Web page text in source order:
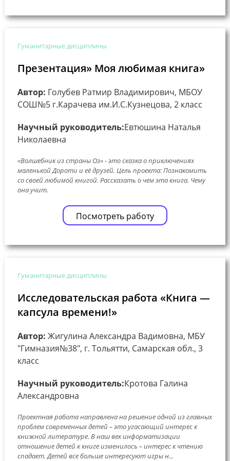
Гуманитарные дисциплины
Презентация» Моя любимая книга»
Автор: Голубев Ратмир Владимирович, МБОУ
СОШ№5 г.Карачева им.И.С.Кузнецова, 2 класс
Научный руководитель:Евтюшина Наталья
Николаевна
«Волшебник из страны Оз» - это сказка о приключениях
маленькой Дороти и её друзей. Цель проекта: Познакомить
со своей любимой книгой. Рассказать о чем эта книга. Чему
она учит.
Посмотреть работу
Гуманитарные дисциплины
Исследовательская работа «Книга —
капсула времени!»
Автор: Жигулина Александра Вадимовна, МБУ
"Гимназия№38", г. Тольятти, Самарская обл., 3
класс
Научный руководитель:Кротова Галина
Александровна
Проектная работа направлена на решение одной из главных
проблем современных детей – это угасающий интерес к
книжной литературе. В наш век информатизации
отношение детей к книге изменилось – интерес к чтению
спадает. Детей все больше интересуют игры н...